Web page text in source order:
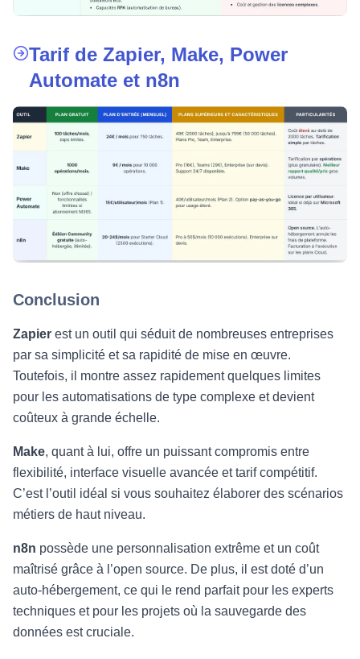
Tarif de Zapier, Make, Power
Automate et n8n
Conclusion
Zapier est un outil qui séduit de nombreuses entreprises
par sa simplicité et sa rapidité de mise en œuvre.
Toutefois, il montre assez rapidement quelques limites
pour les automatisations de type complexe et devient
coûteux à grande échelle.
Make, quant à lui, offre un puissant compromis entre
flexibilité, interface visuelle avancée et tarif compétitif.
C’est l’outil idéal si vous souhaitez élaborer des scénarios
métiers de haut niveau.
n8n possède une personnalisation extrême et un coût
maîtrisé grâce à l’open source. De plus, il est doté d’un
auto‑hébergement, ce qui le rend parfait pour les experts
techniques et pour les projets où la sauvegarde des
données est cruciale.